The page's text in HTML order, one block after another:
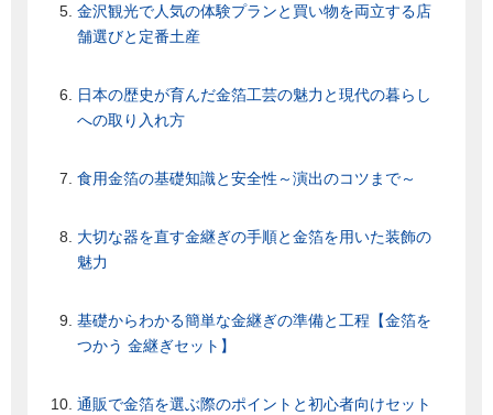
金沢観光で人気の体験プランと買い物を両立する店
舗選びと定番土産
日本の歴史が育んだ金箔工芸の魅力と現代の暮らし
への取り入れ方
食用金箔の基礎知識と安全性～演出のコツまで～
大切な器を直す金継ぎの手順と金箔を用いた装飾の
魅力
基礎からわかる簡単な金継ぎの準備と工程【金箔を
つかう 金継ぎセット】
通販で金箔を選ぶ際のポイントと初心者向けセット